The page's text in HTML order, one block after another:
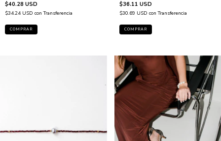
$40.28 USD
$34.24 USD con Transferencia
$36.11 USD
$30.69 USD con Transferencia